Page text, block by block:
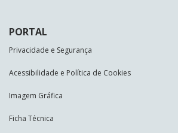
PORTAL
Privacidade e Segurança
Acessibilidade e Política de Cookies
Imagem Gráfica
Ficha Técnica